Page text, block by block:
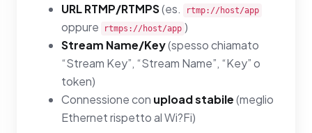
URL RTMP/RTMPS(es. rtmp://host/app
oppure rtmps://host/app )
Stream Name/Key(spesso chiamato
“Stream Key”, “Stream Name”, “Key” o
token)
Connessione con upload stabile(meglio
Ethernet rispetto al Wi?Fi)